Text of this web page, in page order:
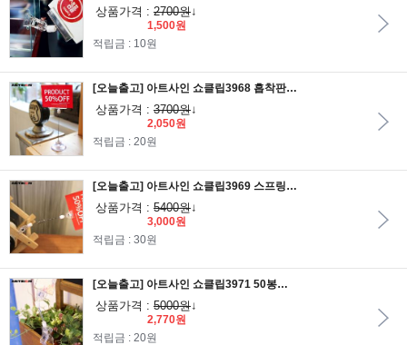
상품가격 : 2700원↓
1,500원
적립금 : 10원
[오늘출고] 아트사인 쇼클립3968 흡착판50 100철사봉꽂이대/메모꽂이/알림판/안내판/가격표/알림판/POP집게/POP클립
상품가격 : 3700원↓
2,050원
적립금 : 20원
[오늘출고] 아트사인 쇼클립3969 스프링줄 반달집게소/메모꽂이/알림판/안내판/가격표/알림판/POP집게/POP클립
상품가격 : 5400원↓
3,000원
적립금 : 30원
[오늘출고] 아트사인 쇼클립3971 50봉반달집게대/메모꽂이/알림판/안내판/가격표/알림판/POP집게/POP클립
상품가격 : 5000원↓
2,770원
적립금 : 20원